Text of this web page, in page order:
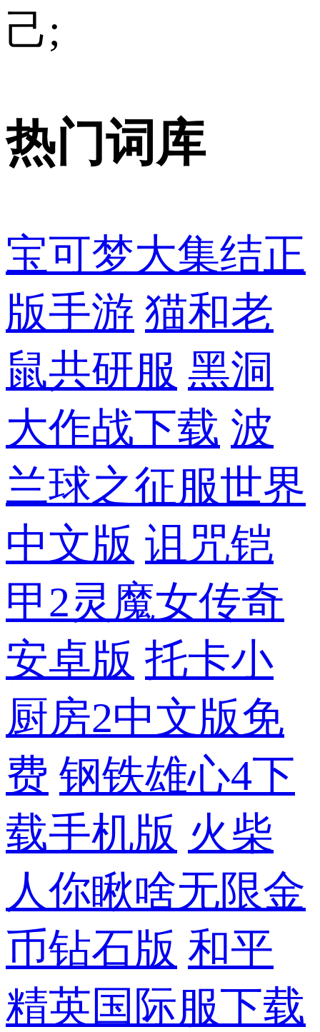
己;
热门词库
宝可梦大集结正
版手游 猫和老
鼠共研服 黑洞
大作战下载 波
兰球之征服世界
中文版 诅咒铠
甲2灵魔女传奇
安卓版 托卡小
厨房2中文版免
费 钢铁雄心4下
载手机版 火柴
人你瞅啥无限金
币钻石版 和平
精英国际服下载